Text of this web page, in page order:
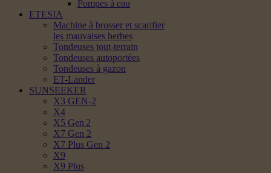
Pompes à eau
ETESIA
Machine à brosser et scarifier
les mauvaises herbes
Tondeuses tout-terrain
Tondeuses autoportées
Tondeuses à gazon
ET-Lander
SUNSEEKER
X3 GEN-2
X4
X5 Gen 2
X7 Gen 2
X7 Plus Gen 2
X9
X9 Plus